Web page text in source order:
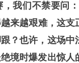
我们不禁要问
来越艰难，这
？也许，这场
境时爆发出惊